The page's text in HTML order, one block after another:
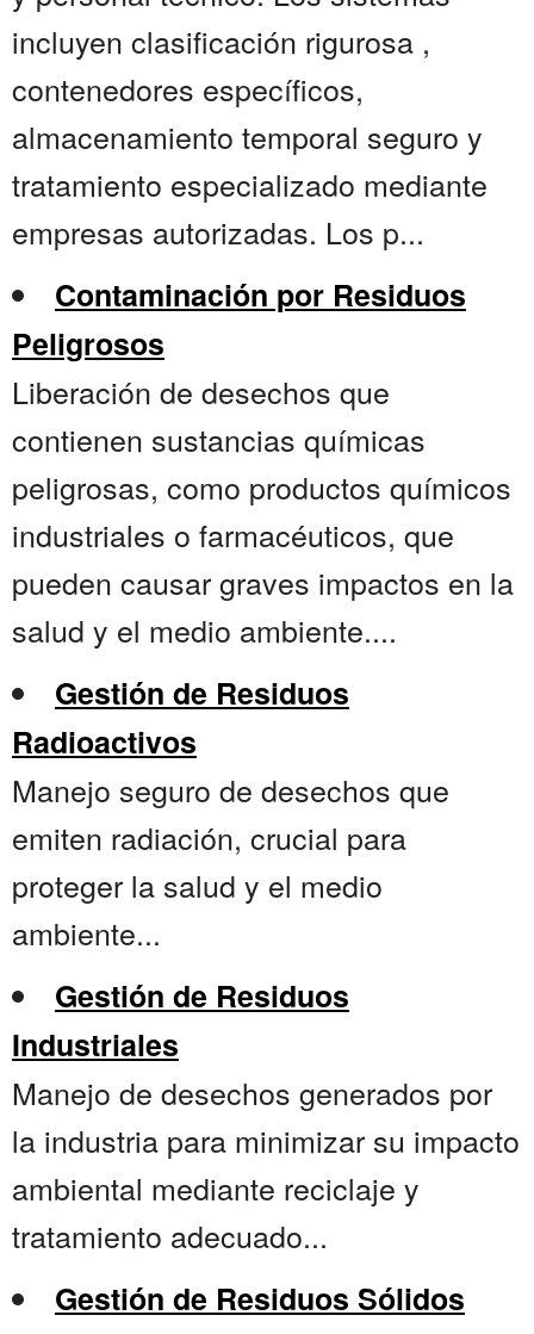
incluyen clasificación rigurosa ,
contenedores específicos,
almacenamiento temporal seguro y
tratamiento especializado mediante
empresas autorizadas. Los p...
Contaminación por Residuos
Peligrosos
Liberación de desechos que
contienen sustancias químicas
peligrosas, como productos químicos
industriales o farmacéuticos, que
pueden causar graves impactos en la
salud y el medio ambiente....
Gestión de Residuos
Radioactivos
Manejo seguro de desechos que
emiten radiación, crucial para
proteger la salud y el medio
ambiente...
Gestión de Residuos
Industriales
Manejo de desechos generados por
la industria para minimizar su impacto
ambiental mediante reciclaje y
tratamiento adecuado...
Gestión de Residuos Sólidos